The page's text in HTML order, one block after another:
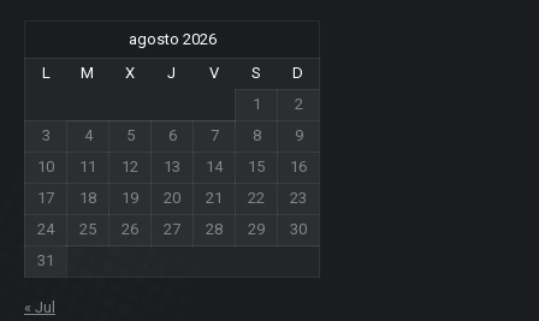
agosto 2026
L
M X J V S
D
1
2
3
4 5 6 7 8
9
10
11 12 13 14 15
16
17
18 19 20 21 22
23
24
25 26 27 28 29
30
31
« Jul